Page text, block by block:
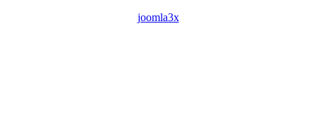
joomla3x